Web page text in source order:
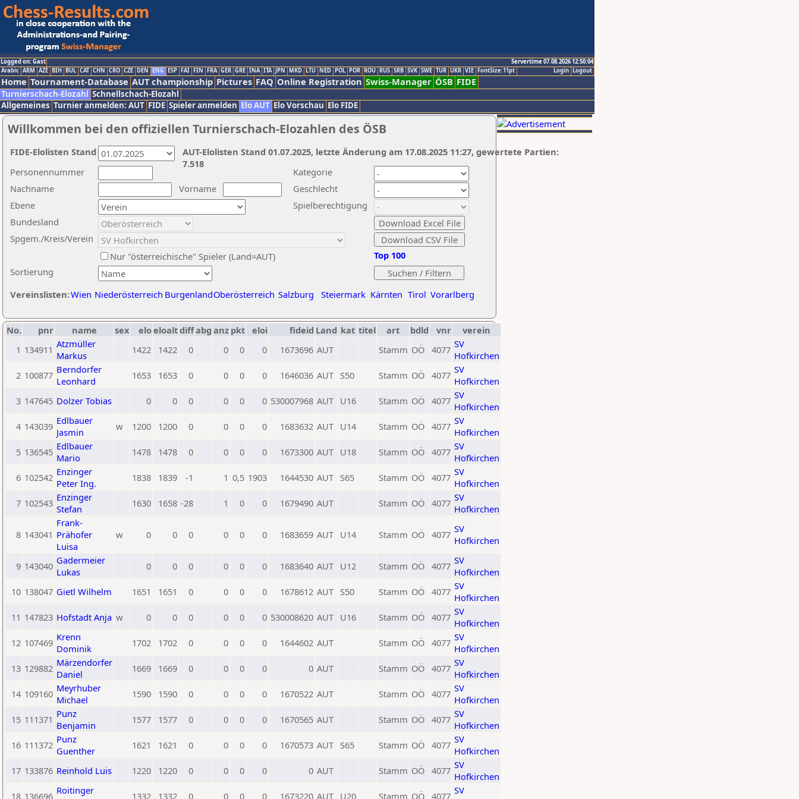
Logged on: Gast
Servertime 07.08.2026 12:50:04
Logout
Login
Arabic ARM AZE BIH BUL CAT CHN CRO CZE DEN ENG ESP FAI FIN FRA GER GRE INA ITA JPN MKD LTU NED POL POR ROU RUS SRB SVK SWE TUR UKR VIE FontSize:11pt
Home Tournament-Database AUT championship Pictures FAQ Online Registration Swiss-Manager ÖSB FIDE
Turnierschach-Elozahl Schnellschach-Elozahl
Allgemeines Turnier anmelden: AUT FIDE Spieler anmelden Elo AUT Elo Vorschau Elo FIDE
Willkommen bei den offiziellen Turnierschach-Elozahlen des ÖSB
Nachname
Vorname
Ebene
Kategorie
Sortierung
Personennummer
Bundesland
Spgem./Kreis/Verein
Geschlecht
Nur "österreichische" Spieler (Land=AUT)
Spielberechtigung
Vereinslisten:Wien Niederösterreich BurgenlandOberösterreich Salzburg Steiermark Kärnten Tirol Vorarlberg
Top 100
AUT-Elolisten Stand 01.07.2025, letzte Änderung am 17.08.2025 11:27, gewertete Partien:
7.518
FIDE-Elolisten Stand
No. pnr name sex eloeloaltdiffabg anz pkt eloi fideid Land kat titel art bdld vnr
verein
1 134911 Atzmüller
Markus
1422 1422 0 0 0 0 1673696 AUT Stamm OÖ 4077 SV
Hofkirchen
2 100877 Berndorfer
Leonhard
1653 1653 0 0 0 0 1646036 AUT S50 Stamm OÖ 4077 SV
Hofkirchen
3 147645 Dolzer Tobias 0 0 0 0 0 0 530007968 AUT U16 Stamm OÖ 4077 SV
Hofkirchen
4 143039 Edlbauer
Jasmin
w 1200 1200 0 0 0 0 1683632 AUT U14 Stamm OÖ 4077 SV
Hofkirchen
5 136545 Edlbauer
Mario
1478 1478 0 0 0 0 1673300 AUT U18 Stamm OÖ 4077 SV
Hofkirchen
6 102542 Enzinger
Peter Ing.
1838 1839 -1 1 0,5 1903 1644530 AUT S65 Stamm OÖ 4077 SV
Hofkirchen
7 102543 Enzinger
Stefan
1630 1658 -28 1 0 0 1679490 AUT Stamm OÖ 4077 SV
Hofkirchen
8 143041
Frank-
Prähofer
Luisa
w 0 0 0 0 0 0 1683659 AUT U14 Stamm OÖ 4077 SV
Hofkirchen
9 143040 Gadermeier
Lukas
0 0 0 0 0 0 1683640 AUT U12 Stamm OÖ 4077 SV
Hofkirchen
10 138047 Gietl Wilhelm 1651 1651 0 0 0 0 1678612 AUT S50 Stamm OÖ 4077 SV
Hofkirchen
11 147823 Hofstadt Anja w 0 0 0 0 0 0 530008620 AUT U16 Stamm OÖ 4077 SV
Hofkirchen
12 107469 Krenn
Dominik
1702 1702 0 0 0 0 1644602 AUT Stamm OÖ 4077 SV
Hofkirchen
13 129882 Märzendorfer
Daniel
1669 1669 0 0 0 0 0 AUT Stamm OÖ 4077 SV
Hofkirchen
14 109160 Meyrhuber
Michael
1590 1590 0 0 0 0 1670522 AUT Stamm OÖ 4077 SV
Hofkirchen
15 111371 Punz
Benjamin
1577 1577 0 0 0 0 1670565 AUT Stamm OÖ 4077 SV
Hofkirchen
16 111372 Punz
Guenther
1621 1621 0 0 0 0 1670573 AUT S65 Stamm OÖ 4077 SV
Hofkirchen
17 133876 Reinhold Luis 1220 1220 0 0 0 0 0 AUT Stamm OÖ 4077 SV
Hofkirchen
18 136696 Roitinger
1332 1332 0 0 0 0 1673220 AUT U20 Stamm OÖ 4077 SV